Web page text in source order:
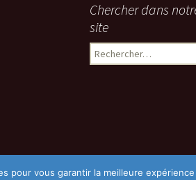
Chercher dans
site
Rechercher :
pour vous garantir la meilleure